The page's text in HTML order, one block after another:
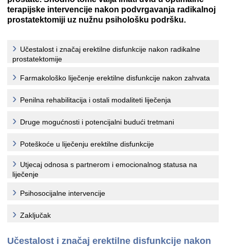
terapijske intervencije nakon podvrgavanja radikalnoj
prostatektomiji uz nužnu psihološku podršku.
Učestalost i značaj erektilne disfunkcije nakon radikalne
prostatektomije
Farmakološko liječenje erektilne disfunkcije nakon zahvata
Penilna rehabilitacija i ostali modaliteti liječenja
Druge mogućnosti i potencijalni budući tretmani
Poteškoće u liječenju erektilne disfunkcije
Utjecaj odnosa s partnerom i emocionalnog statusa na
liječenje
Psihosocijalne intervencije
Zaključak
Učestalost i značaj erektilne disfunkcije nakon